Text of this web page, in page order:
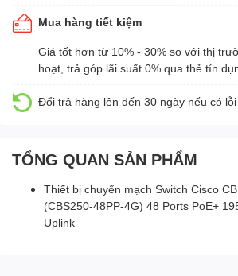
Mua hàng tiết kiệm
Giá tốt hơn từ 10% - 30% so với thị
hoạt, trả góp lãi suất 0% qua thẻ tín
Đổi trả hàng lên đến 30 ngày nếu có
TỔNG QUAN SẢN PHẨM
Thiết bị chuyển mạch Switch Cisco
(CBS250-48PP-4G) 48 Ports PoE+
Uplink